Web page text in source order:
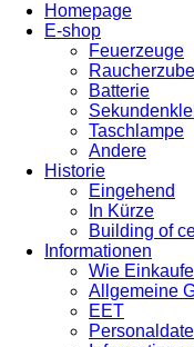
Homepage
E-shop
Feuerzeuge
Batterie
Taschlampe
Andere
Historie
Eingehend
In Kürze
Building of
Informationen
Wie
Allgemeine
EET